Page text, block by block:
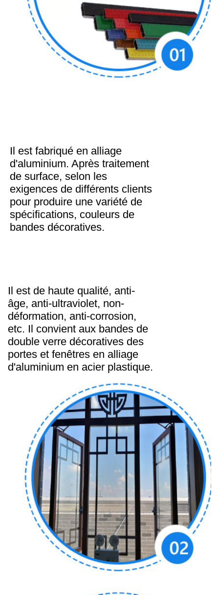
Il est fabriqué en alliage
d'aluminium. Après traitement
de surface, selon les
exigences de différents clients
pour produire une variété de
spécifications, couleurs de
bandes décoratives.
Il est de haute qualité, anti-
âge, anti-ultraviolet, non-
déformation, anti-corrosion,
etc. Il convient aux bandes de
double verre décoratives des
portes et fenêtres en alliage
d'aluminium en acier plastique.